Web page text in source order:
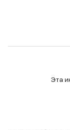
Эта